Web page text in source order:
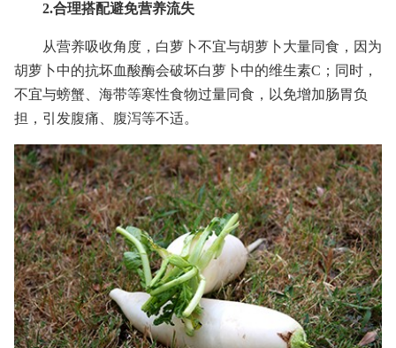
2.合理搭配避免营养流失
从营养吸收角度，白萝卜不宜与胡萝卜大量同食，因为
胡萝卜中的抗坏血酸酶会破坏白萝卜中的维生素C；同时，
不宜与螃蟹、海带等寒性食物过量同食，以免增加肠胃负
担，引发腹痛、腹泻等不适。